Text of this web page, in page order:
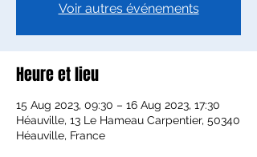
Voir autres événements
Heure et lieu
15 Aug 2023, 09:30 – 16 Aug 2023, 17:30
Héauville, 13 Le Hameau Carpentier, 50340
Héauville, France